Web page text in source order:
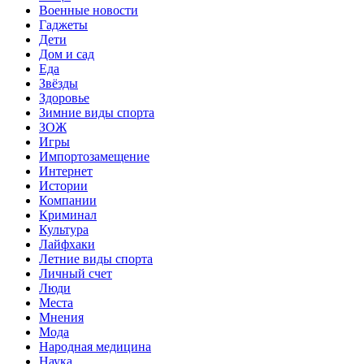
Военные новости
Гаджеты
Дети
Дом и сад
Еда
Звёзды
Здоровье
Зимние виды спорта
ЗОЖ
Игры
Импортозамещение
Интернет
Истории
Компании
Криминал
Культура
Лайфхаки
Летние виды спорта
Личный счет
Люди
Места
Мнения
Мода
Народная медицина